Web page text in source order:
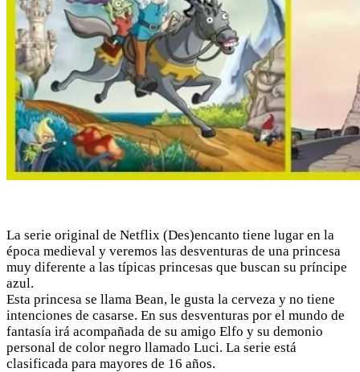
La serie original de Netflix (Des)encanto tiene lugar en la
época medieval y veremos las desventuras de una princesa
muy diferente a las típicas princesas que buscan su príncipe
azul.
Esta princesa se llama Bean, le gusta la cerveza y no tiene
intenciones de casarse. En sus desventuras por el mundo de
fantasía irá acompañada de su amigo Elfo y su demonio
personal de color negro llamado Luci. La serie está
clasificada para mayores de 16 años.